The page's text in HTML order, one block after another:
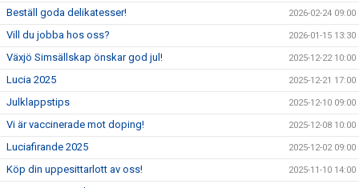
Beställ goda delikatesser! 2026-02-24 09:00
Vill du jobba hos oss? 2026-01-15 13:30
Växjö Simsällskap önskar god jul! 2025-12-22 10:00
Lucia 2025 2025-12-21 17:00
Julklappstips 2025-12-10 09:00
Vi är vaccinerade mot doping! 2025-12-08 10:00
Luciafirande 2025 2025-12-02 09:00
Köp din uppesittarlott av oss! 2025-11-10 14:00